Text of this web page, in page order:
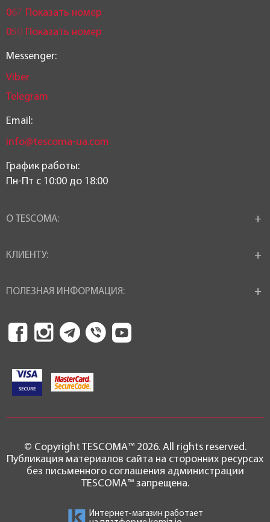
067 Показать номер
050 Показать номер
Messenger:
Viber
Telegram
Email:
info@tescoma-ua.com
График работы:
Пн-Пт c 10:00 до 18:00
О TESCOMA:
КЛИЕНТУ:
ПОЛЕЗНАЯ ИНФОРМАЦИЯ:
© Copyright TESCOMA™ 2026. All rights reserved.
Публикация материалов сайта на сторонних ресурсах
без письменного соглашения администрации
TESCOMA™ запрещена.
Интернет-магазин работает